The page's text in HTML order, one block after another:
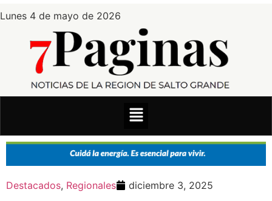
Lunes 4 de mayo de 2026
Destacados, Regionales diciembre 3, 2025